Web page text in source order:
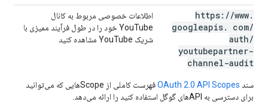
https: //www.
googleapis. com/
auth/
youtubepartner-
channel-audit
اطلاعات خصوصی مربوط به کانال
YouTube خود را در طول فرآیند ممیزی با
شریک YouTube مشاهده کنید
سند OAuth 2.0 API Scopes
فهرست کاملی از Scopeهایی که می‌توانید
برای دسترسی به APIهای گوگل استفاده کنید را ارائه می‌دهد.